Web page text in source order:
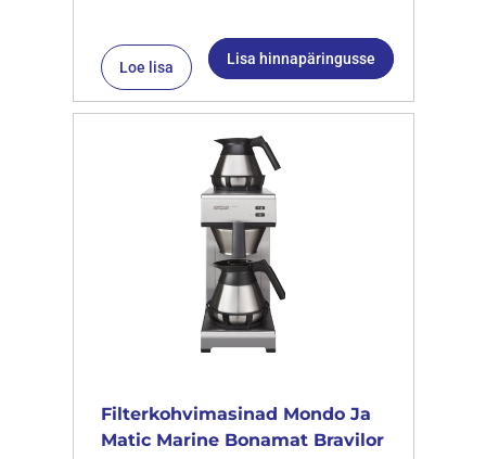
Loe lisa Lisa hinnapäringusse
Filterkohvimasinad Mondo Ja
Matic Marine Bonamat Bravilor